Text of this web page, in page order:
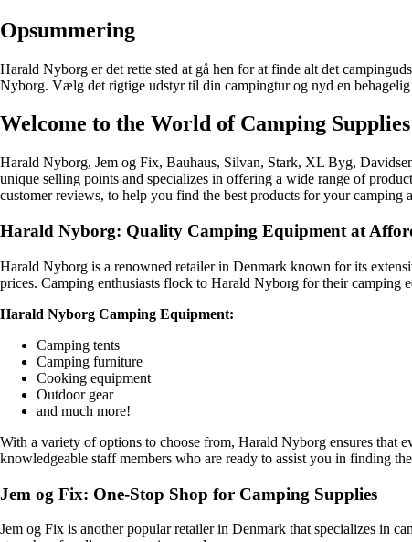
Opsummering
Harald Nyborg er det rette sted at gå hen for at finde alt det
Nyborg. Vælg det rigtige udstyr til din campingtur og nyd en
Welcome to the World of Camping
Harald Nyborg, Jem og Fix, Bauhaus, Silvan, Stark, XL Byg,
unique selling points and specializes in offering a wide range of
customer reviews, to help you find the best products for your camping
Harald Nyborg: Quality Camping Equipment at
Harald Nyborg is a renowned retailer in Denmark known for its
prices. Camping enthusiasts flock to Harald Nyborg for their camping
Harald Nyborg Camping Equipment:
Camping tents
Camping furniture
Cooking equipment
Outdoor gear
and much more!
With a variety of options to choose from, Harald Nyborg ensures that
knowledgeable staff members who are ready to assist you in finding
Jem og Fix: One-Stop Shop for Camping Supplies
Jem og Fix is another popular retailer in Denmark that specializes in